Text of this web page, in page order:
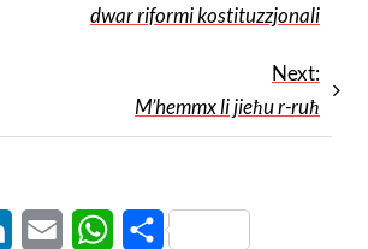
dwar riformi kostituzzjonali
Next:
M’hemmx li jieħu r-ruħ
LinkedInEmail WhatsApp
Share